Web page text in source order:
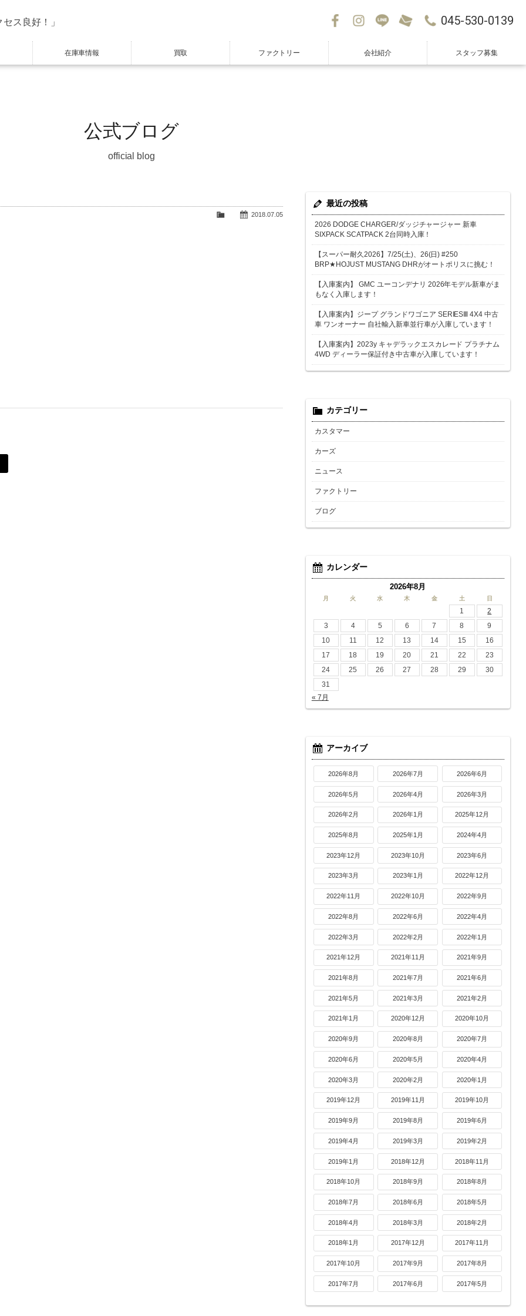
ス良好！」 045-530-0139
在庫車情報 買取 ファクトリー 会社紹介 スタッフ募集
公式ブログ
official blog
2018.07.05
最近の投稿
2026 DODGE CHARGER/ダッジチャージャー 新車
SIXPACK SCATPACK 2台同時入庫！
【スーパー耐久2026】7/25(土)、26(日) #250
BRP★HOJUST MUSTANG DHRがオートポリスに挑む！
【入庫案内】 GMC ユーコンデナリ 2026年モデル新車がま
もなく入庫します！
【入庫案内】ジープ グランドワゴニア SERIESⅢ 4X4 中古
車 ワンオーナー 自社輸入新車並行車が入庫しています！
【入庫案内】2023y キャデラックエスカレード プラチナム
4WD ディーラー保証付き中古車が入庫しています！
カテゴリー
カスタマー
カーズ
ニュース
ファクトリー
ブログ
カレンダー
2026年8月
月 火 水 木 金 土 日
1
2
3
4 5 6 7 8
9
10
11 12 13 14 15
16
17
18 19 20 21 22
23
24
25 26 27 28 29
30
31
« 7月
アーカイブ
2026年8月 2026年7月 2026年6月
2026年5月 2026年4月 2026年3月
2026年2月 2026年1月 2025年12月
2025年8月 2025年1月 2024年4月
2023年12月 2023年10月 2023年6月
2023年3月 2023年1月 2022年12月
2022年11月 2022年10月 2022年9月
2022年8月 2022年6月 2022年4月
2022年3月 2022年2月 2022年1月
2021年12月 2021年11月 2021年9月
2021年8月 2021年7月 2021年6月
2021年5月 2021年3月 2021年2月
2021年1月 2020年12月 2020年10月
2020年9月 2020年8月 2020年7月
2020年6月 2020年5月 2020年4月
2020年3月 2020年2月 2020年1月
2019年12月 2019年11月 2019年10月
2019年9月 2019年8月 2019年6月
2019年4月 2019年3月 2019年2月
2019年1月 2018年12月 2018年11月
2018年10月 2018年9月 2018年8月
2018年7月 2018年6月 2018年5月
2018年4月 2018年3月 2018年2月
2018年1月 2017年12月 2017年11月
2017年10月 2017年9月 2017年8月
2017年7月 2017年6月 2017年5月